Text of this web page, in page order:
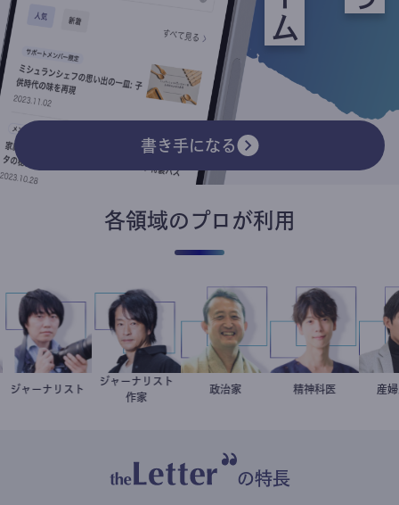
書き手になる
各領域のプロが利用
志葉玲
ジャーナリスト 鈴木エイト
ジャーナリスト
作家
小坂英二
政治家 藤野智哉
精神科医
の特長